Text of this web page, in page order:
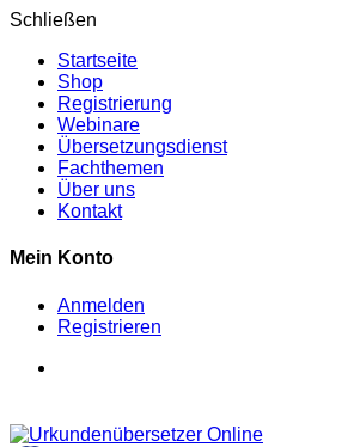
Schließen
Startseite
Shop
Registrierung
Webinare
Übersetzungsdienst
Fachthemen
Über uns
Kontakt
Mein Konto
Anmelden
Registrieren